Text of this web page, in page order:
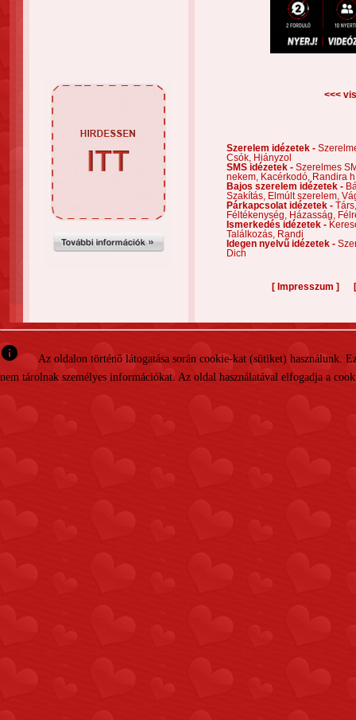
<<<
Szerelem idézetek -
Csók,
Hiányzol
SMS idézetek - Szerelmes
nekem,
Kacérkodó,
Randira
Bajos szerelem idézetek -
Szakítás,
Elmúlt szerelem,
Párkapcsolat idézetek -
Féltékenység,
Házasság,
Ismerkedés idézetek -
Találkozás,
Randi
Idegen nyelvű idézetek -
Dich
[ Impresszum ]
info
Az oldalon történő látogatása során cookie-kat (sütiket)
nem tárolnak személyes információkat. Az oldal használatával elfogadja a